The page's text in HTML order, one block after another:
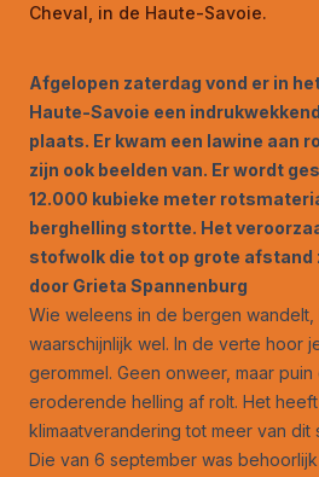
Cheval, in de Haute-Savoie.
Afgelopen zaterdag vond er in
Haute-Savoie een
plaats. Er kwam een lawine aan
zijn ook beelden van. Er wordt
12.000 kubieke meter
berghelling stortte. Het
stofwolk die tot op grote afstand
door Grieta Spannenburg
Wie weleens in de bergen
waarschijnlijk wel. In de verte hoor
gerommel. Geen onweer, maar
eroderende helling af rolt. Het
klimaatverandering tot meer van dit
Die van 6 september was